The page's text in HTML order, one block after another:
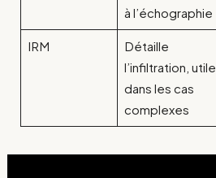
à l’échographie
IRM
Détaille
l’infiltration, utile
dans les cas
complexes